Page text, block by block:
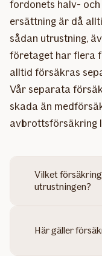
fordonets halv-
ersättning är då
sådan utrustning,
företaget har flera
alltid försäkras
Vår separata
skada än
avbrottsförsäkring
Vilket
utrustningen?
Här gäller